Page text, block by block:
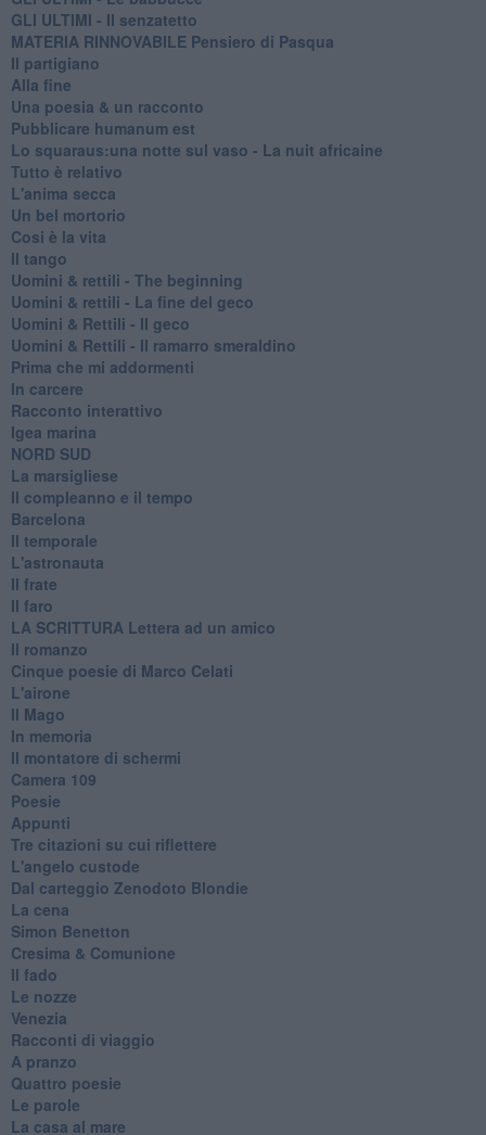
GLI ULTIMI - Il senzatetto
MATERIA RINNOVABILE Pensiero di Pasqua
Il partigiano
Alla fine
Una poesia & un racconto
Pubblicare humanum est
Lo squaraus:una notte sul vaso - La nuit africaine
Tutto è relativo
L'anima secca
Un bel mortorio
Cosi è la vita
Il tango
​Uomini & rettili - The beginning
​Uomini & rettili - La fine del geco
Uomini & Rettili - Il geco
Uomini & Rettili - Il ramarro smeraldino
Prima che mi addormenti
In carcere
Racconto interattivo
Igea marina
​NORD SUD
La marsigliese
Il compleanno e il tempo
Barcelona
Il temporale
L'astronauta
Il frate
Il faro
​LA SCRITTURA Lettera ad un amico
Il romanzo
Cinque poesie di Marco Celati
L'airone
Il Mago
In memoria
Il montatore di schermi
Camera 109
Poesie
Appunti
Tre citazioni su cui riflettere
L'angelo custode
Dal carteggio Zenodoto Blondie
La cena
Simon Benetton
Cresima & Comunione
Il fado
Le nozze
Venezia
Racconti di viaggio
A pranzo
Quattro poesie
Le parole
La casa al mare